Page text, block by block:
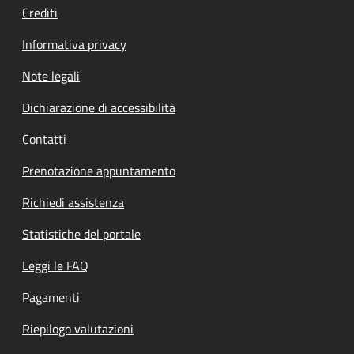
Crediti
Informativa privacy
Note legali
Dichiarazione di accessibilità
Contatti
Prenotazione appuntamento
Richiedi assistenza
Statistiche del portale
Leggi le FAQ
Pagamenti
Riepilogo valutazioni